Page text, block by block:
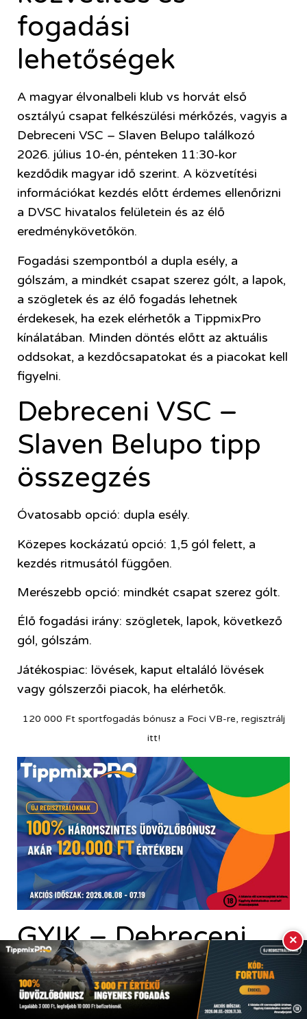
fogadási
lehetőségek
A magyar élvonalbeli klub vs horvát első
osztályú csapat felkészülési mérkőzés, vagyis a
Debreceni VSC – Slaven Belupo találkozó
2026. július 10-én, pénteken 11:30-kor
kezdődik magyar idő szerint. A közvetítési
információkat kezdés előtt érdemes ellenőrizni
a DVSC hivatalos felületein és az élő
eredménykövetőkön.
Fogadási szempontból a dupla esély, a
gólszám, a mindkét csapat szerez gólt, a lapok,
a szögletek és az élő fogadás lehetnek
érdekesek, ha ezek elérhetők a TippmixPro
kínálatában. Minden döntés előtt az aktuális
oddsokat, a kezdőcsapatokat és a piacokat kell
figyelni.
Debreceni VSC –
Slaven Belupo tipp
összegzés
Óvatosabb opció: dupla esély.
Közepes kockázatú opció: 1,5 gól felett, a
kezdés ritmusától függően.
Merészebb opció: mindkét csapat szerez gólt.
Élő fogadási irány: szögletek, lapok, következő
gól, gólszám.
Játékospiac: lövések, kaput eltaláló lövések
vagy gólszerzői piacok, ha elérhetők.
120 000 Ft sportfogadás bónusz a Foci VB-re, regisztrálj
itt!
GYIK – Debreceni
VSC – Slaven
Belupo közvetítés,
×